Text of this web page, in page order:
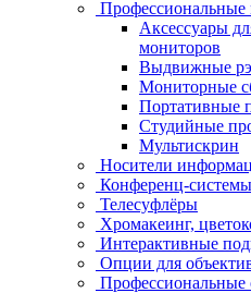
Аксессуары
мониторов
Выдвижные
Мониторные
Портативные
Студийные
Мультискрин
Носители
Конференц-системы
Телесуфлёры
Хромакеинг,
Интерактивные
Опции для
Профессиональные